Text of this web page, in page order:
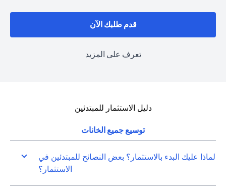
قدم طلبك الآن
تعرف على المزيد
دليل الاستثمار للمبتدئين
توسيع جميع الخانات
لماذا عليك البدء بالاستثمار؟ بعض النصائح للمبتدئين في
الاستثمار؟